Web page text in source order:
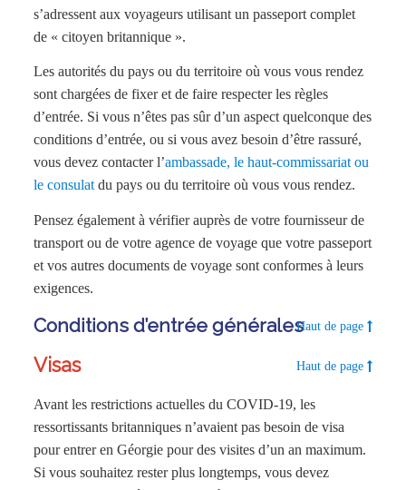
s’adressent aux voyageurs utilisant un passeport complet
de « citoyen britannique ».
Les autorités du pays ou du territoire où vous vous rendez
sont chargées de fixer et de faire respecter les règles
d’entrée. Si vous n’êtes pas sûr d’un aspect quelconque des
conditions d’entrée, ou si vous avez besoin d’être rassuré,
vous devez contacter l’ambassade, le haut-commissariat ou
le consulat du pays ou du territoire où vous vous rendez.
Pensez également à vérifier auprès de votre fournisseur de
transport ou de votre agence de voyage que votre passeport
et vos autres documents de voyage sont conformes à leurs
exigences.
Conditions d’entrée généralesHaut de page
Visas Haut de page
Avant les restrictions actuelles du COVID-19, les
ressortissants britanniques n’avaient pas besoin de visa
pour entrer en Géorgie pour des visites d’un an maximum.
Si vous souhaitez rester plus longtemps, vous devez